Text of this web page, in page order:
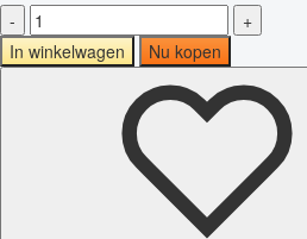
-
+
In winkelwagen
Nu kopen